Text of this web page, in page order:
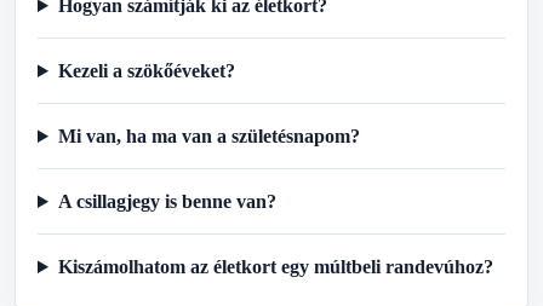
Hogyan számítják ki az életkort?
Kezeli a szökőéveket?
Mi van, ha ma van a születésnapom?
A csillagjegy is benne van?
Kiszámolhatom az életkort egy múltbeli randevúhoz?